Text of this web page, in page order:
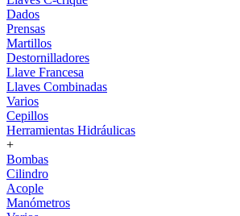
Dados
Prensas
Martillos
Destornilladores
Llave Francesa
Llaves Combinadas
Varios
Cepillos
Herramientas Hidráulicas
+
Bombas
Cilindro
Acople
Manómetros